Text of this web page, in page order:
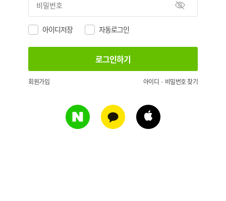
아이디저장 자동로그인
회원가입 아이디 · 비밀번호 찾기